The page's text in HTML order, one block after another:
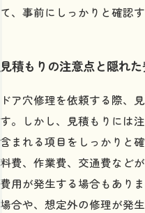
て、事前にしっかりと確認
見積もりの注意点と隠れ
ドア穴修理を依頼する際、
す。しかし、見積もりには
含まれる項目をしっかりと
料費、作業費、交通費など
費用が発生する場合もあり
場合や、想定外の修理が発